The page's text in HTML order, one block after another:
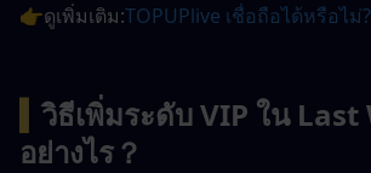
👉ดูเพิ่มเติม:TOPUPlive เชื่อถือได้หรือไม่?
วิธีเพิ่มระดับ VIP ใน Last
อย่างไร？